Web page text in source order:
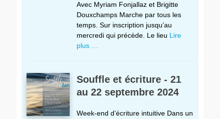
Avec Myriam Fonjallaz et Brigitte
Douxchamps Marche par tous les
temps. Sur inscription jusqu’au
mercredi qui précède. Le lieu Lire
plus …
Souffle et écriture - 21
au 22 septembre 2024
Week-end d’écriture intuitive Dans un